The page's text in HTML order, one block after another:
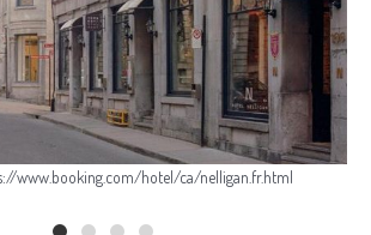
www.booking.com/hotel/ca/nelligan.fr.html